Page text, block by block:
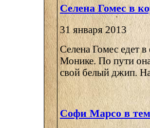
Селена Гомес в
31 января 2013
Селена Гомес едет
Монике. По пути она
свой белый джип.
Софи Марсо в